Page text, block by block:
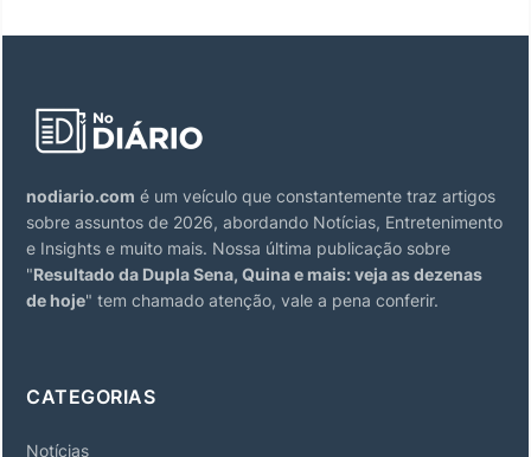
nodiario.com é um veículo que constantemente traz artigos
sobre assuntos de 2026, abordando Notícias, Entretenimento
e Insights e muito mais. Nossa última publicação sobre
"Resultado da Dupla Sena, Quina e mais: veja as dezenas
de hoje" tem chamado atenção, vale a pena conferir.
CATEGORIAS
Notícias